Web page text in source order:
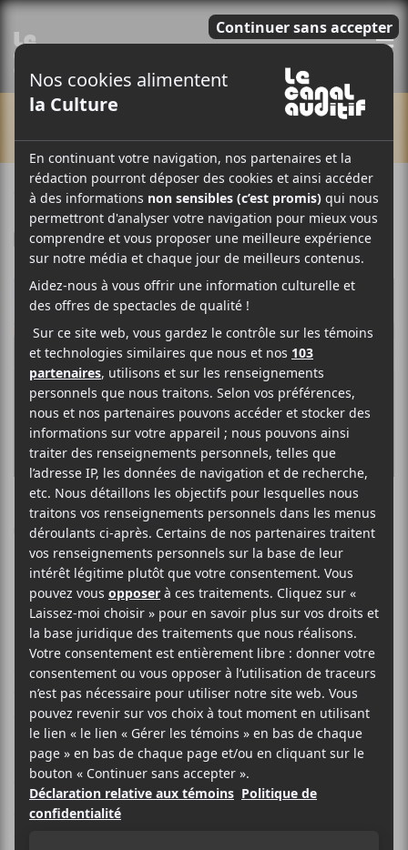
1 MAI 2014
PARSTÉPHANE DESLAURIERS
F
A
E
B
O
K
T
W
T
T
R
P
A
T
A
E
R
Top 10 Beastie
Boys
Adam Yauch, aliasMCA, est décédé des suites d’un
cancer des glandes salivaires, le 4 mai 2012, laissant
dans le deuil des milliers de fans de l’importante
formation new-yorkaise nomméeBeastie Boys.
Deux ans plus tard, on ne peut que constater le trou
béant laissé par le départ forcé du groupe de rap dit
«old-school». Les